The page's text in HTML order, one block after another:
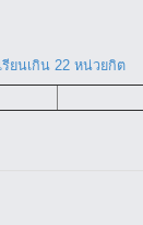
รียนเกิน 22 หน่วยกิต